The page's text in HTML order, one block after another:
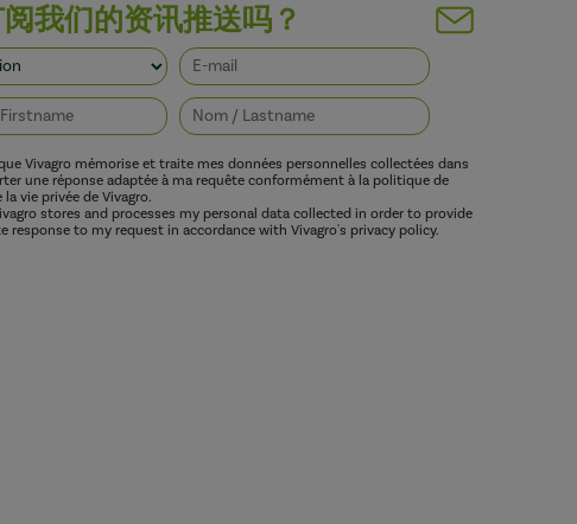
我们的资讯推送吗？
Vivagro mémorise et traite mes données personnelles collectées dans
une réponse adaptée à ma requête conformément à la politique de
vie privée de Vivagro.
stores and processes my personal data collected in order to provide
response to my request in accordance with Vivagro's privacy policy.